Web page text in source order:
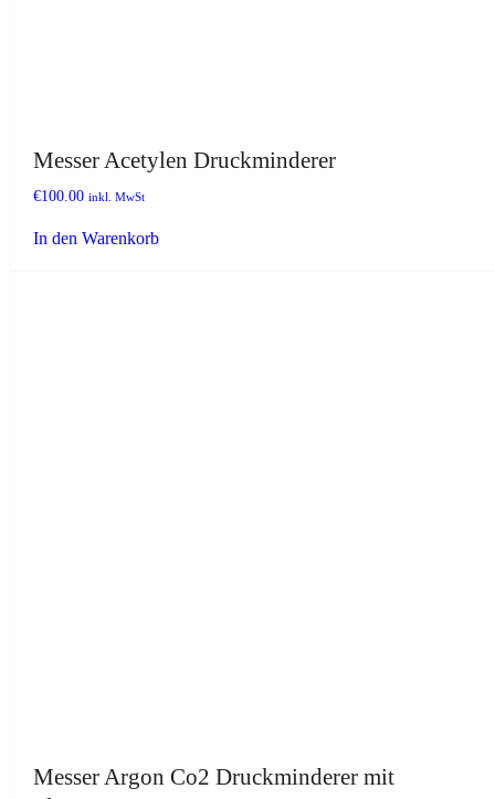
Messer Acetylen Druckminderer
€100.00 inkl. MwSt
In den Warenkorb
Messer Argon Co2 Druckminderer mit